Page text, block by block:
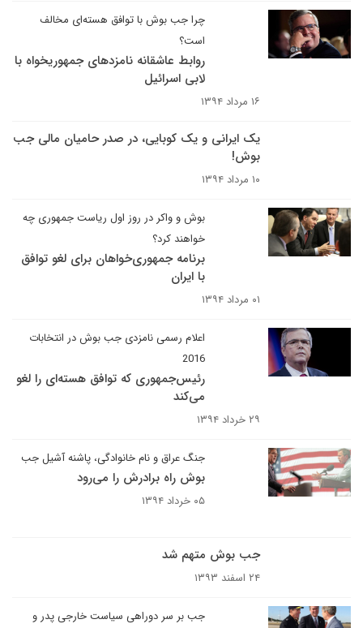
چرا جب بوش با توافق هسته‌ای مخالف
است؟
روابط عاشقانه نامزدهای جمهوریخواه با
لابی اسرائیل
۱۶ مرداد ۱۳۹۴
یک ایرانی و یک کوبایی، در صدر حامیان مالی جب
بوش!
۱۰ مرداد ۱۳۹۴
بوش و واکر در روز اول ریاست جمهوری چه
خواهند کرد؟
برنامه جمهوری‌خواهان برای لغو توافق
با ایران
۰۱ مرداد ۱۳۹۴
اعلام رسمی نامزدی جب بوش در انتخابات
2016
رئیس‌جمهوری که توافق هسته‌ای را لغو
می‌کند
۲۹ خرداد ۱۳۹۴
جنگ عراق و نام خانوادگی، پاشنه آشیل جب
بوش راه برادرش را می‌رود
۰۵ خرداد ۱۳۹۴
جب بوش متهم شد
۲۴ اسفند ۱۳۹۳
جب بر سر دوراهی سیاست خارجی پدر و